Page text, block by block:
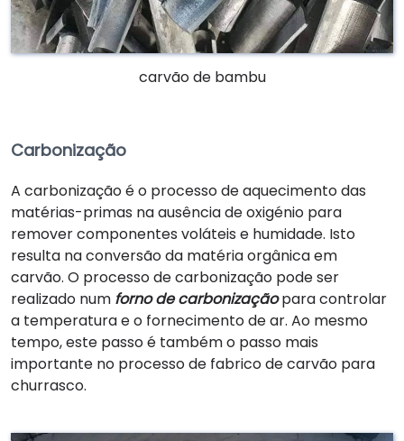
carvão de bambu
Carbonização
A carbonização é o processo de aquecimento das
matérias-primas na ausência de oxigénio para
remover componentes voláteis e humidade. Isto
resulta na conversão da matéria orgânica em
carvão. O processo de carbonização pode ser
realizado num forno de carbonizaçãopara controlar
a temperatura e o fornecimento de ar. Ao mesmo
tempo, este passo é também o passo mais
importante no processo de fabrico de carvão para
churrasco.